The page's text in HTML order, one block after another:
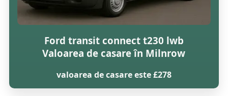
Ford transit connect t230 lwb
Valoarea de casare în Milnrow
valoarea de casare este £278